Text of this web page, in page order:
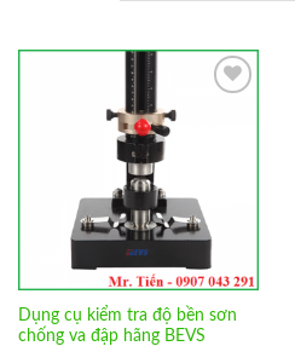
Dụng cụ kiểm tra độ bền sơn
chống va đập hãng BEVS